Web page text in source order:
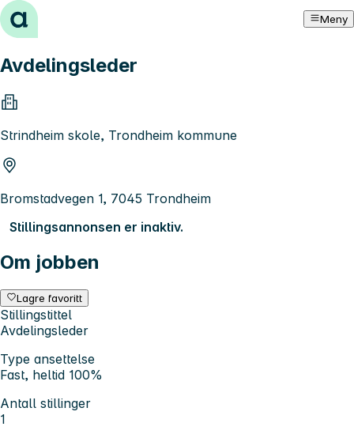
Hopp til innhold Meny
Avdelingsleder
Strindheim skole, Trondheim kommune
Bromstadvegen 1, 7045 Trondheim
Stillingsannonsen er inaktiv.
Om jobben
Lagre favoritt
Stillingstittel
Avdelingsleder
Type ansettelse
Fast, heltid 100%
Antall stillinger
1